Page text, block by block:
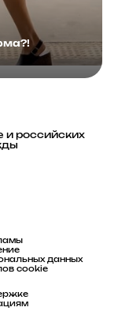
и российских
данных
cookie